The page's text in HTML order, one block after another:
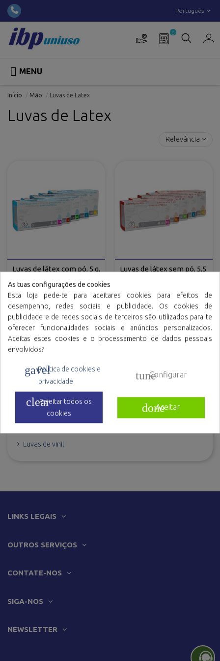
Português
0
 MENU
Início Mão Luvas de Latex
Luvas de Latex
Relevância
Luvas de látex com pó, 5 g,
Luvas de látex sem pó, 5,5
Luvas de nitrilo
Luvas de Latex
Luvas de polietileno
Luvas de vinil
LINKS LEGAIS
OUTROS SERVIÇOS
CONTATE-NOS
SIGA-NOS
NEWSLETTER
As tuas configurações de cookies
Esta loja pede-te para aceitares cookies para efeitos de
desempenho, redes sociais e publicidade. Os cookies de
publicidade e de redes sociais de terceiros são utilizados para te
oferecer funcionalidades sociais e anúncios personalizados.
Aceitas estes cookies e o processamento de dados pessoais
envolvidos?
gavel
Política de cookies e
privacidade
tuneConfigurar
clear
Rejeitar todos os
cookies
doneAceitar